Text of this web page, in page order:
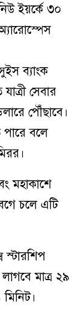
ইয়র্কে ৩০
ব্যাংক
সেবার
পৌঁছাবে।
পারে বলে
মহাকাশে
চলে এটি
স্টারশিপ
মাত্র ২৯